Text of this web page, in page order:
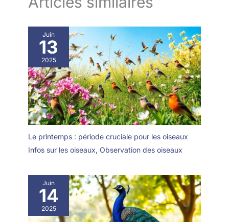
Juin
13
2025
Le printemps : période cruciale pour les oiseaux
Infos sur les oiseaux, Observation des oiseaux
Juin
14
2025